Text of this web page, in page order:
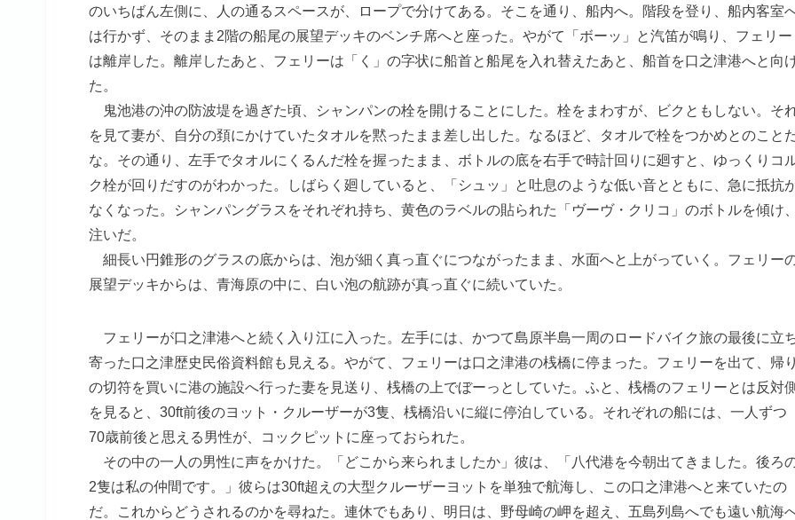
のいちばん左側に、人の通るスペースが、ロープで分けてある。そこを通り、船内へ。階段を登り、船内客室
は行かず、そのまま2階の船尾の展望デッキのベンチ席へと座った。やがて「ボーッ」と汽笛が鳴り、フェリー
は離岸した。離岸したあと、フェリーは「く」の字状に船首と船尾を入れ替えたあと、船首を口之津港へと向
た。
鬼池港の沖の防波堤を過ぎた頃、シャンパンの栓を開けることにした。栓をまわすが、ビクともしない。そ
を見て妻が、自分の頚にかけていたタオルを黙ったまま差し出した。なるほど、タオルで栓をつかめとのこと
な。その通り、左手でタオルにくるんだ栓を握ったまま、ボトルの底を右手で時計回りに廻すと、ゆっくりコ
ク栓が回りだすのがわかった。しばらく廻していると、「シュッ」と吐息のような低い音とともに、急に抵抗
なくなった。シャンパングラスをそれぞれ持ち、黄色のラベルの貼られた「ヴーヴ・クリコ」のボトルを傾け、
注いだ。
細長い円錐形のグラスの底からは、泡が細く真っ直ぐにつながったまま、水面へと上がっていく。フェリー
展望デッキからは、青海原の中に、白い泡の航跡が真っ直ぐに続いていた。
フェリーが口之津港へと続く入り江に入った。左手には、かつて島原半島一周のロードバイク旅の最後に立
寄った口之津歴史民俗資料館も見える。やがて、フェリーは口之津港の桟橋に停まった。フェリーを出て、帰り
の切符を買いに港の施設へ行った妻を見送り、桟橋の上でぼーっとしていた。ふと、桟橋のフェリーとは反対側
を見ると、30ft前後のヨット・クルーザーが3隻、桟橋沿いに縦に停泊している。それぞれの船には、一人ずつ
70歳前後と思える男性が、コックピットに座っておられた。
その中の一人の男性に声をかけた。「どこから来られましたか」彼は、「八代港を今朝出てきました。後ろ
2隻は私の仲間です。」彼らは30ft超えの大型クルーザーヨットを単独で航海し、この口之津港へと来ていたの
だ。これからどうされるのかを尋ねた。連休でもあり、明日は、野母崎の岬を超え、五島列島へでも遠い航海